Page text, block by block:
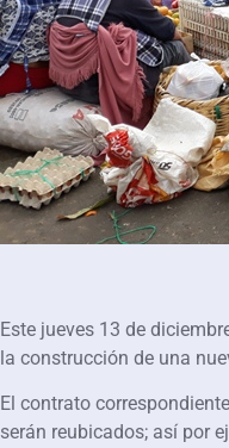
Este jueves 13 de
la construcción de una
El contrato
serán reubicados; así por